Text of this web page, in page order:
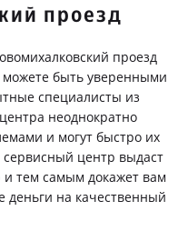
проезд
проезд
быть уверенными
специалисты из
неоднократно
и могут быстро их
центр выдаст
и тем самым докажет вам
деньги на качественный